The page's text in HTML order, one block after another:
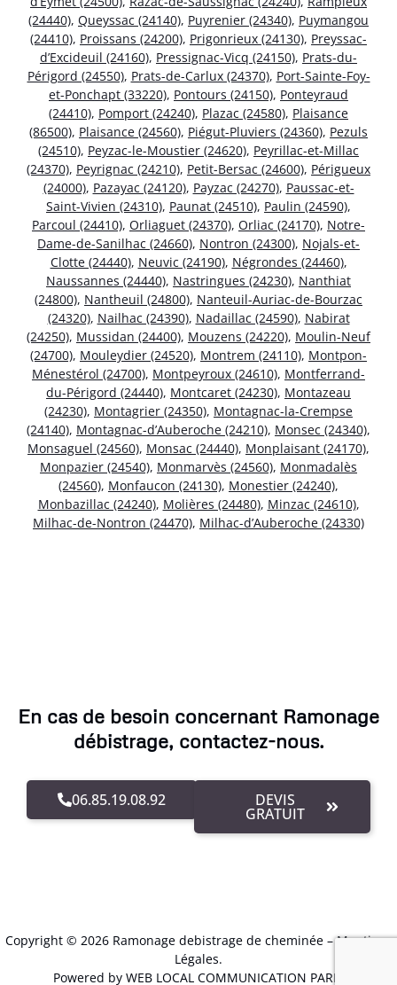
(24440), Queyssac (24140), Puyrenier (24340), Puymangou
(24410), Proissans (24200), Prigonrieux (24130), Preyssac-
d’Excideuil (24160), Pressignac-Vicq (24150), Prats-du-
Périgord (24550), Prats-de-Carlux (24370), Port-Sainte-Foy-
et-Ponchapt (33220), Pontours (24150), Ponteyraud
(24410), Pomport (24240), Plazac (24580), Plaisance
(86500), Plaisance (24560), Piégut-Pluviers (24360), Pezuls
(24510), Peyzac-le-Moustier (24620), Peyrillac-et-Millac
(24370), Peyrignac (24210), Petit-Bersac (24600), Périgueux
(24000), Pazayac (24120), Payzac (24270), Paussac-et-
Saint-Vivien (24310), Paunat (24510), Paulin (24590),
Parcoul (24410), Orliaguet (24370), Orliac (24170), Notre-
Dame-de-Sanilhac (24660), Nontron (24300), Nojals-et-
Clotte (24440), Neuvic (24190), Négrondes (24460),
Naussannes (24440), Nastringues (24230), Nanthiat
(24800), Nantheuil (24800), Nanteuil-Auriac-de-Bourzac
(24320), Nailhac (24390), Nadaillac (24590), Nabirat
(24250), Mussidan (24400), Mouzens (24220), Moulin-Neuf
(24700), Mouleydier (24520), Montrem (24110), Montpon-
Ménestérol (24700), Montpeyroux (24610), Montferrand-
du-Périgord (24440), Montcaret (24230), Montazeau
(24230), Montagrier (24350), Montagnac-la-Crempse
(24140), Montagnac-d’Auberoche (24210), Monsec (24340),
Monsaguel (24560), Monsac (24440), Monplaisant (24170),
Monpazier (24540), Monmarvès (24560), Monmadalès
(24560), Monfaucon (24130), Monestier (24240),
Monbazillac (24240), Molières (24480), Minzac (24610),
Milhac-de-Nontron (24470), Milhac-d’Auberoche (24330)
En cas de besoin concernant Ramonage
débistrage, contactez-nous.
06.85.19.08.92 DEVIS
GRATUIT
Copyright © 2026 Ramonage debistrage de cheminée –Mentions
Légales.
Powered by WEB LOCAL COMMUNICATION PARIS